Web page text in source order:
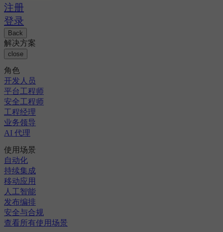
注册
登录
Back
解决方案
close
角色
开发人员
平台工程师
安全工程师
工程经理
业务领导
AI 代理
使用场景
自动化
持续集成
移动应用
人工智能
发布编排
安全与合规
查看所有使用场景